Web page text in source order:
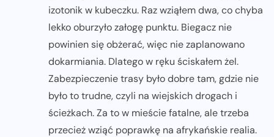
izotonik w kubeczku. Raz wziąłem dwa, co chyba
lekko oburzyło załogę punktu. Biegacz nie
powinien się obżerać, więc nie zaplanowano
dokarmiania. Dlatego w ręku ściskałem żel.
Zabezpieczenie trasy było dobre tam, gdzie nie
było to trudne, czyli na wiejskich drogach i
ścieżkach. Za to w mieście fatalne, ale trzeba
przecież wziąć poprawkę na afrykańskie realia.